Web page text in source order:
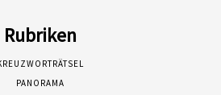
Rubriken
PANORAMA